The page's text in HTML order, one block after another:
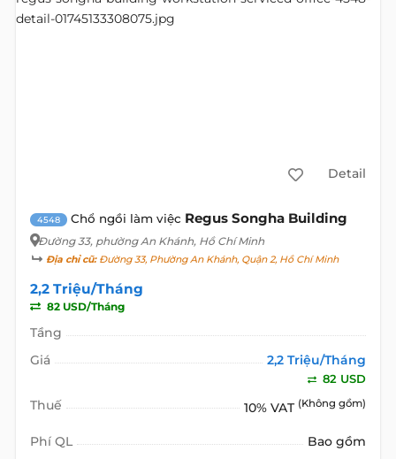
Detail
4548 Chổ ngồi làm việc Regus Songha Building
Đường 33, phường An Khánh, Hồ Chí Minh
Địa chỉ cũ:Đường 33, Phường An Khánh, Quận 2, Hồ Chí Minh
2,2 Triệu/Tháng
82 USD/Tháng
Tầng
Giá
2,2 Triệu/Tháng
82 USD
Thuế 10% VAT (Không gồm)
Phí QL Bao gồm